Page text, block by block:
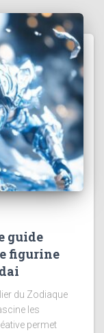
guide
figurine
du Zodiaque
les
permet